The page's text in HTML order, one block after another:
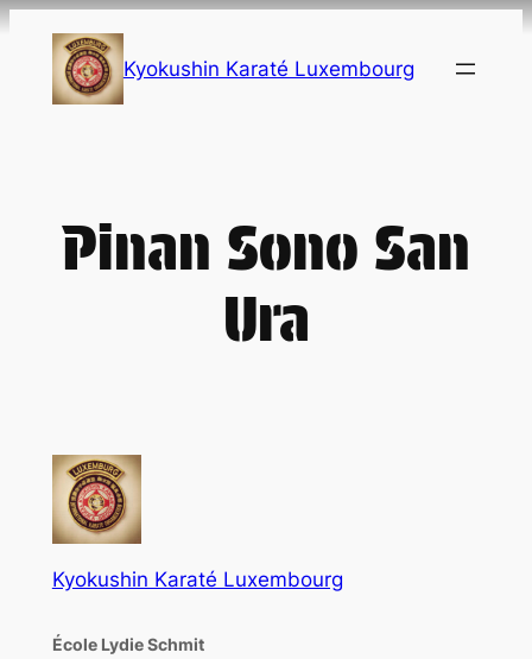
Skip
content
Kyokushin Karaté Luxembourg
Pinan Sono San
Ura
Kyokushin Karaté Luxembourg
École Lydie Schmit